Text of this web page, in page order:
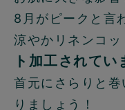
8月がピークと言
涼やかリネンコッ
ト加工されてい
首元にさらりと
りましょう！